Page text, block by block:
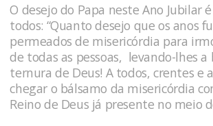
O desejo do Papa neste Ano Jubilar
todos: “Quanto desejo que os anos
permeados de misericórdia para
de todas as pessoas, levando-lhes a
ternura de Deus! A todos, crentes e
chegar o bálsamo da misericórdia
Reino de Deus já presente no meio